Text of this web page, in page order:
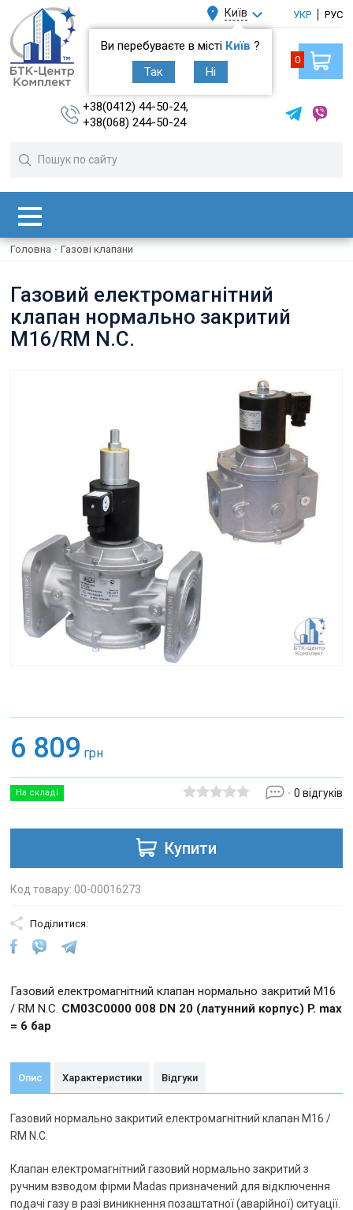
Київ
Ви перебуваєте в місті Київ ?
Так
Ні
УКР РУС
+38(0412) 44-50-24,
+38(068) 244-50-24
0
Головна · Газові клапани
Газовий електромагнітний
клапан нормально закритий
M16/RM N.С.
6 809 грн
На складі 0 відгуків
Купити
Код товару: 00-00016273
Поділитися:
Газовий електромагнітний клапан нормально закритий M16
/ RM N.С. CM03C0000 008 DN 20 (латунний корпус) P. max
= 6 бар
Опис Характеристики Відгуки
Газовий нормально закритий електромагнітний клапан M16 /
RM N.С.
Клапан електромагнітний газовий нормально закритий з
ручним взводом фірми Madas призначений для відключення
подачі газу в разі виникнення позаштатної (аварійної) ситуації.